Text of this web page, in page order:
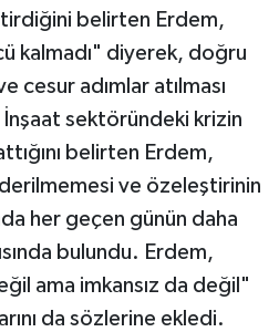
belirten Erdem,
kalmadı" diyerek, doğru
cesur adımlar atılması
sektöründeki krizin
belirten Erdem,
ve özeleştirinin
her geçen günün daha
bulundu. Erdem,
ama imkansız da değil"
da sözlerine ekledi.